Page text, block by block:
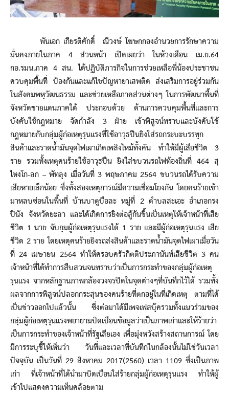
พันเอก เกียรติศักดิ์ ณีวงษ์ โฆษกกองอำนวยการรักษาความ
มั่นคงภายในภาค 4 ส่วนหน้า เปิดเผยว่า ในห้วงเดือน เม.ย.64
กอ.รมน.ภาค 4 สน. ได้ปฏิบัติภารกิจในการช่วยเหลือพี่น้องประชาชน
ควบคุมพื้นที่ ป้องกันและแก้ไขปัญหายาเสพติด ส่งเสริมการอยู่ร่วมกัน
ในสังคมพหุวัฒนธรรม และช่วยเหลือภาคส่วนต่างๆ ในการพัฒนาพื้นที่
จังหวัดชายแดนภาคใต้ ประกอบด้วย ด้านการควบคุมพื้นที่และการ
บังคับใช้กฎหมาย จัดกำลัง 3 ฝ่าย เข้าพิสูจน์ทราบและบังคับใช้
กฎหมายกับกลุ่มผู้ก่อเหตุรุนแรงที่ใช้อาวุธปืนยิงใส่รถกระบะบรรทุก
สินค้าและราดน้ำมันจุดไฟเผาเกิดเพลิงไหม้ทั้งคัน ทำให้มีผู้เสียชีวิต 3
ราย รวมทั้งเหตุคนร้ายใช้อาวุธปืน ยิงใส่ขบวนรถไฟท้องถิ่นที่ 464 สุ
ไหงโก-ลก – พัทลุง เมื่อวันที่ 3 พฤษภาคม 2564 ขบวนรถได้รับความ
เสียหายเล็กน้อย ซึ่งทั้งสองเหตุการณ์มีความเชื่อมโยงกัน โดยคนร้ายเข้า
มาหลบซ่อนในพื้นที่ บ้านบาตูบือละ หมู่ที่ 2 ตำบลสะเอะ อำเภอกรง
ปินัง จังหวัดยะลา และได้เกิดการยิงต่อสู้กันขึ้นเป็นเหตุให้เจ้าหน้าที่เสีย
ชีวิต 1 นาย จับกุมผู้ก่อเหตุรุนแรงได้ 1 ราย และมีผู้ก่อเหตุรุนแรง เสีย
ชีวิต 2 ราย โดยเหตุคนร้ายยิงรถส่งสินค้าและราดน้ำมันจุดไฟเผาเมื่อวัน
ที่ 24 เมษายน 2564 ทำให้ครอบครัวกิตติประภานันท์เสียชีวิต 3 คน
เจ้าหน้าที่ได้ทำการสืบสวนจนทราบว่าเป็นการกระทำของกลุ่มผู้ก่อเหตุ
รุนแรง จากหลักฐานภาพกล้องวงจรปิดในจุดต่างๆที่บันทึกไว้ได้ รวมทั้ง
ผลจากการพิสูจน์ปลอกกระสุนของคนร้ายที่ตกอยู่ในที่เกิดเหตุ ตามที่ได้
เป็นข่าวออกไปแล้วนั้น ซึ่งต่อมาได้มีเพจเฟสบุ๊ครวมทั้งแนวร่วมของ
กลุ่มผู้ก่อเหตุรุนแรงพยายามบิดเบือนข้อมูลว่าเป็นภาพเก่าและให้ร้ายว่า
เป็นการกระทำของเจ้าหน้าที่รัฐเสียเอง เพื่อมุ่งหวังสร้างสถานการณ์ โดย
มีการระบุชี้ให้เห็นว่า วันที่และเวลาที่บันทึกในกล้องนั้นไม่ใช่วันเวลา
ปัจจุบัน เป็นวันที่ 29 สิงหาคม 2017(2560) เวลา 1109 ซึ่งเป็นภาพ
เก่า ที่เจ้าหน้าที่ได้นำมาบิดเบือนใส่ร้ายกลุ่มผู้ก่อเหตุรุนแรง ทำให้ผู้
เข้าไปแสดงความเห็นคล้อยตาม